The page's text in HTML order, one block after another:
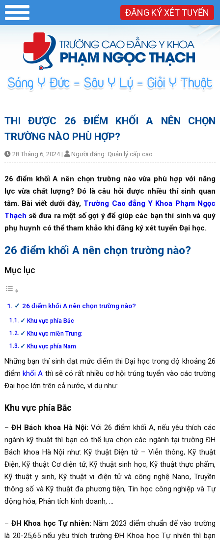
ĐĂNG KÝ XÉT TUYỂN
THI ĐƯỢC 26 ĐIỂM KHỐI A NÊN CHỌN
TRƯỜNG NÀO PHÙ HỢP?
28 Tháng 6, 2024 | Người đăng: Quản lý cấp cao
26 điểm khối A nên chọn trường nào vừa phù hợp với năng
lực vừa chất lượng? Đó là câu hỏi được nhiều thí sinh quan
tâm. Bài viết dưới đây, Trường Cao đẳng Y Khoa Phạm Ngọc
Thạch sẽ đưa ra một số gợi ý để giúp các bạn thí sinh và quý
phụ huynh có thể tham khảo khi đăng ký xét tuyển Đại học.
26 điểm khối A nên chọn trường nào?
Mục lục
26 điểm khối A nên chọn trường nào?
Khu vực phía Bắc
Khu vực miền Trung:
Khu vực phía Nam
Những bạn thí sinh đạt mức điểm thi Đại học trong độ khoảng 26
điểmkhối A thì sẽ có rất nhiều cơ hội trúng tuyển vào các trường
Đại học lớn trên cả nước, ví dụ như:
Khu vực phía Bắc
– ĐH Bách khoa Hà Nội: Với 26 điểm khối A, nếu yêu thích các
ngành kỹ thuật thì bạn có thể lựa chọn các ngành tại trường ĐH
Bách khoa Hà Nội như: Kỹ thuật Điện tử – Viễn thông, Kỹ thuật
Điện, Kỹ thuật Cơ điện tử, Kỹ thuật sinh học, Kỹ thuật thực phẩm,
Kỹ thuật y sinh, Kỹ thuật vi điện tử và công nghệ Nano, Truyền
thông số và Kỹ thuật đa phương tiện, Tin học công nghiệp và Tự
động hóa, Phân tích kinh doanh, …
– ĐH Khoa học Tự nhiên: Năm 2023 điểm chuẩn để vào trường
là 20-25,65 nếu yêu thích trường ĐH Khoa học Tự nhiên thì bạn